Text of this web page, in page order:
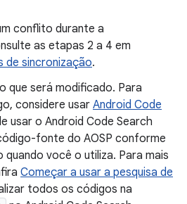
conflito durante a
as etapas 2 a 4 em
de sincronização.
que será modificado. Para
considere usar Android Code
usar o Android Code Search
fonte do AOSP conforme
quando você o utiliza. Para mais
Começar a usar a pesquisa de
todos os códigos na